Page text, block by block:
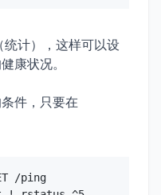
192.168.1.100:80 check
192.168.1.101:80 check
计），这样可以设
康状况。
件，只要在
/ping